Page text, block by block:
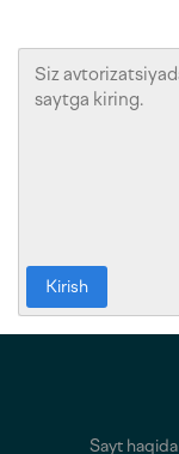
Kirish
Sayt haqida